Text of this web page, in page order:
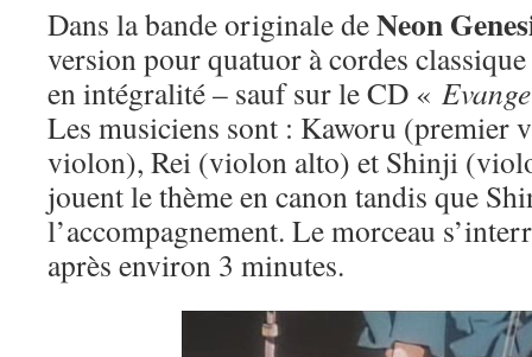
Dans la bande originale deNeon
version pour quatuor à cordes
en intégralité – sauf sur le CD «
Les musiciens sont : Kaworu (premier
violon), Rei (violon alto) et Shinji
jouent le thème en canon tandis que
l’accompagnement. Le morceau
après environ 3 minutes.